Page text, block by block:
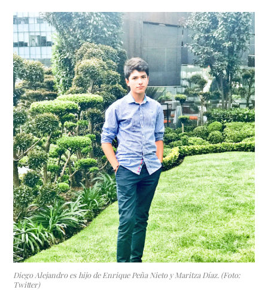
Diego Alejandro es hijo de Enrique Peña Nieto y Maritza Díaz. (Foto:
Twitter)